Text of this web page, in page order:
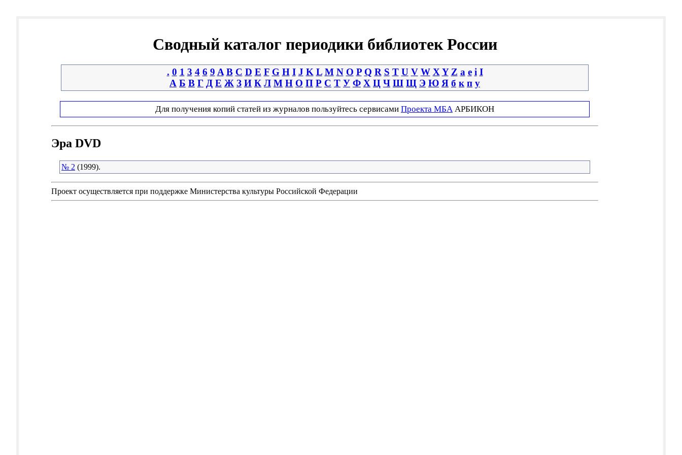
Сводный каталог периодики библиотек России
. 0 1 3 4 6 9 A B C D E F G H I J K L M N O P Q R S T U V W X Y Z a e i І
А Б В Г Д Е Ж З И К Л М Н О П Р С Т У Ф Х Ц Ч Ш Щ Э Ю Я б к п у
Для получения копий статей из журналов пользуйтесь сервисами Проекта МБА АРБИКОН
Эра DVD
№ 2 (1999).
Проект осуществляется при поддержке Министерства культуры Российской Федерации